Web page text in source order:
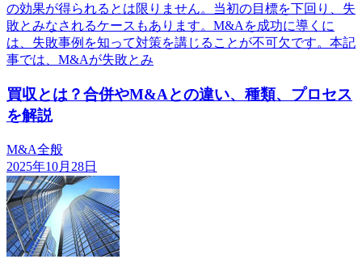
の効果が得られるとは限りません。当初の目標を下回り、失
敗とみなされるケースもあります。M&Aを成功に導くに
は、失敗事例を知って対策を講じることが不可欠です。本記
事では、M&Aが失敗とみ
買収とは？合併やM&Aとの違い、種類、プロセス
を解説
M&A全般
2025年10月28日